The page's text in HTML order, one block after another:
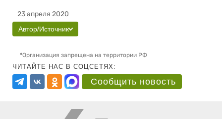
23 апреля 2020
Автор/Источник
*Организация запрещена на территории РФ
ЧИТАЙТЕ НАС В СОЦСЕТЯХ:
Сообщить новость